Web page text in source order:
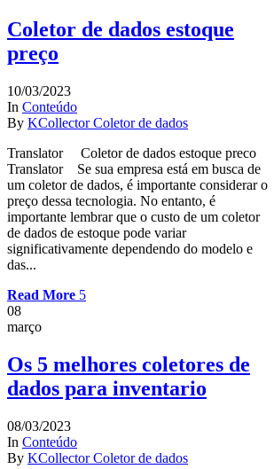
Coletor de dados estoque
preço
10/03/2023
In Conteúdo
By KCollector Coletor de dados
Translator Coletor de dados estoque preco
Translator Se sua empresa está em busca de
um coletor de dados, é importante considerar o
preço dessa tecnologia. No entanto, é
importante lembrar que o custo de um coletor
de dados de estoque pode variar
significativamente dependendo do modelo e
das...
Read More
08
março
Os 5 melhores coletores de
dados para inventario
08/03/2023
In Conteúdo
By KCollector Coletor de dados